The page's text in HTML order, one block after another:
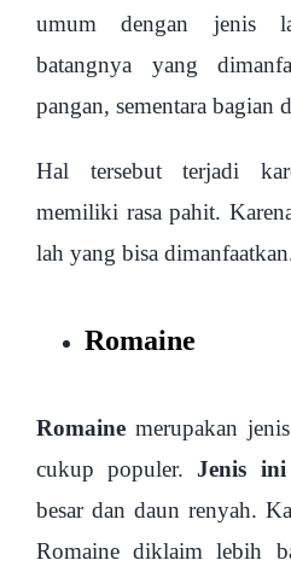
umum dengan jenis
batangnya yang
pangan, sementara bagian
Hal tersebut terjadi
memiliki rasa pahit.
lah yang bisa
Romaine
Romaine merupakan
cukup populer.Jenis ini
besar dan daun renyah.
Romaine diklaim lebih